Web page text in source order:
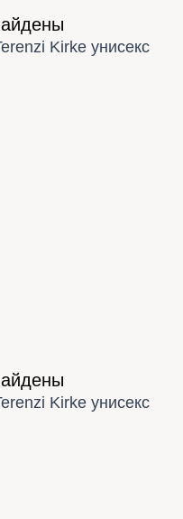
Kirke унисекс
Kirke унисекс